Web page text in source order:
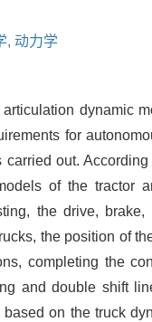
, 动力学
dynamic
for
out.
of the tractor
the drive,
the position of
completing the
and double shift
on the truck